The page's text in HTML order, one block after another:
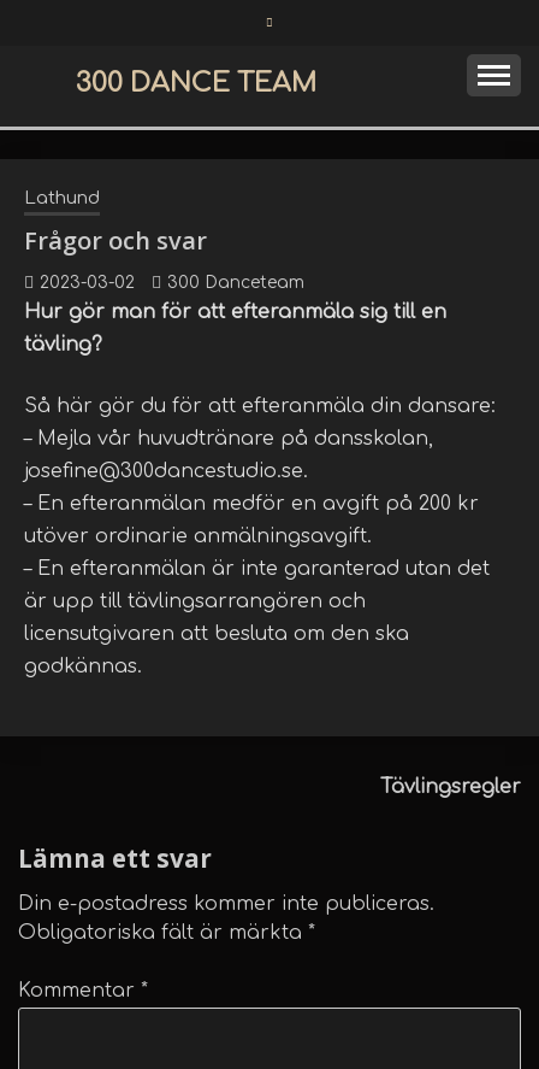
300 DANCE TEAM
Lathund
Frågor och svar
2023-03-02 300 Danceteam
Hur gör man för att efteranmäla sig till en
tävling?
Så här gör du för att efteranmäla din dansare:
– Mejla vår huvudtränare på dansskolan,
josefine@300dancestudio.se.
– En efteranmälan medför en avgift på 200 kr
utöver ordinarie anmälningsavgift.
– En efteranmälan är inte garanterad utan det
är upp till tävlingsarrangören och
licensutgivaren att besluta om den ska
godkännas.
Tävlingsregler
Lämna ett svar
Din e-postadress kommer inte publiceras.
Obligatoriska fält är märkta *
Kommentar *